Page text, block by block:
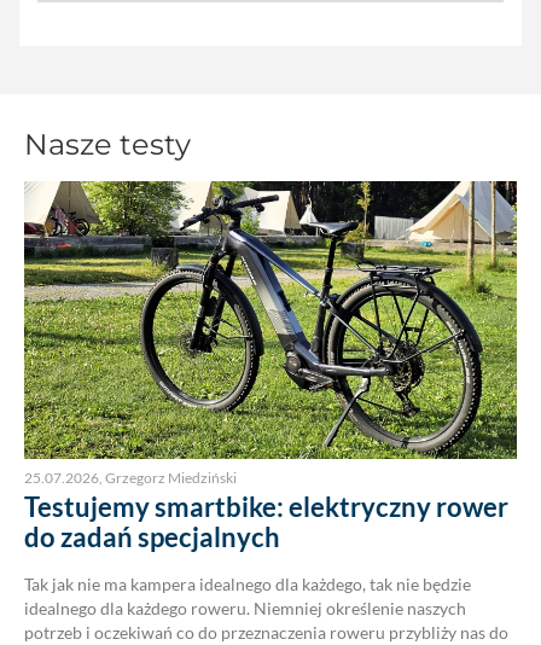
Nasze testy
25.07.2026 Grzegorz Miedziński
Testujemy smartbike: elektryczny rower
do zadań specjalnych
Tak jak nie ma kampera idealnego dla każdego, tak nie będzie
idealnego dla każdego roweru. Niemniej określenie naszych
potrzeb i oczekiwań co do przeznaczenia roweru przybliży nas do